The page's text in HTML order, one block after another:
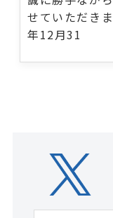
せていただき
年12月31